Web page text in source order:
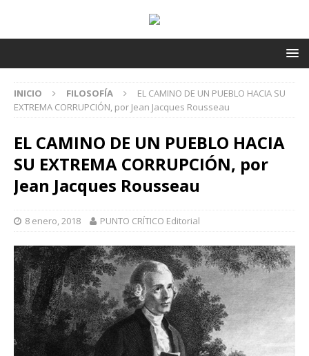
INICIO FILOSOFÍA
EL CAMINO DE UN PUEBLO HACIA SU
EXTREMA CORRUPCIÓN, por Jean Jacques Rousseau
EL CAMINO DE UN PUEBLO HACIA
SU EXTREMA CORRUPCIÓN, por
Jean Jacques Rousseau
8 enero, 2018 PUNTO CRÍTICO Editorial